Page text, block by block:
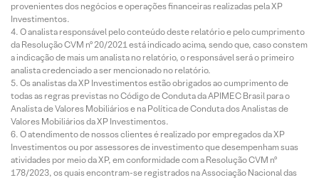
provenientes dos negócios e operações financeiras realizadas pela XP
Investimentos.
O analista responsável pelo conteúdo deste relatório e pelo cumprimento
da Resolução CVM nº 20/2021 está indicado acima, sendo que, caso constem
a indicação de mais um analista no relatório, o responsável será o primeiro
analista credenciado a ser mencionado no relatório.
Os analistas da XP Investimentos estão obrigados ao cumprimento de
todas as regras previstas no Código de Conduta da APIMEC Brasil para o
Analista de Valores Mobiliários e na Política de Conduta dos Analistas de
Valores Mobiliários da XP Investimentos.
O atendimento de nossos clientes é realizado por empregados da XP
Investimentos ou por assessores de investimento que desempenham suas
atividades por meio da XP, em conformidade com a Resolução CVM nº
178/2023, os quais encontram-se registrados na Associação Nacional das